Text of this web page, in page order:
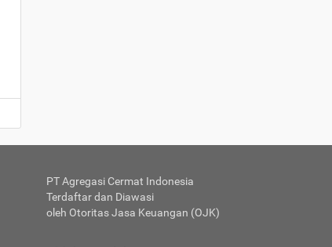
PT Agregasi Cermat Indonesia
Terdaftar dan Diawasi
oleh Otoritas Jasa Keuangan (OJK)